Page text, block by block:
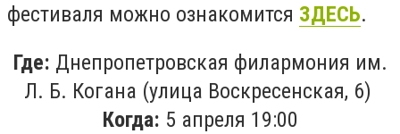
фестиваля можно ознакомится ЗДЕСЬ.
Где: Днепропетровская филармония им.
Л. Б. Когана (улица Воскресенская, 6)
Когда: 5 апреля 19:00